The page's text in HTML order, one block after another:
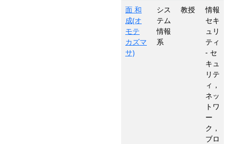
面 和
成(オ
モテ
カズマ
サ)
シス
テム
情報
系
教授
情報
セキ
ュリ
ティ
- セ
キュ
リテ
ィ，
ネッ
トワ
ー
ク，
ブロ